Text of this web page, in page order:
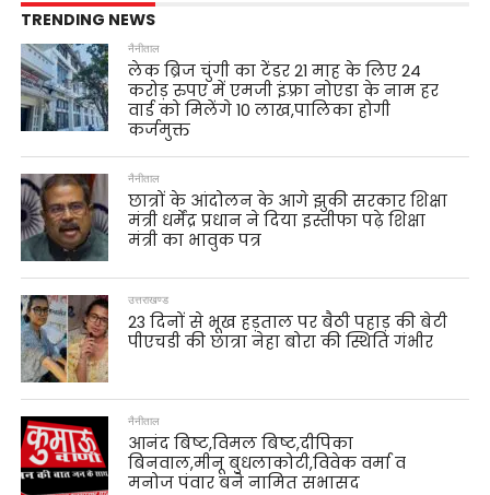
TRENDING NEWS
नैनीताल
लेक ब्रिज चुंगी का टेंडर 21 माह के लिए 24
करोड़ रुपए में एमजी इंफ़्रा नोएडा के नाम हर
वार्ड को मिलेंगे 10 लाख,पालिका होगी
कर्जमुक्त
नैनीताल
छात्रों के आंदोलन के आगे झुकी सरकार शिक्षा
मंत्री धर्मेंद्र प्रधान ने दिया इस्तीफा पढ़े शिक्षा
मंत्री का भावुक पत्र
उत्तराखण्ड
23 दिनों से भूख हड़ताल पर बैठी पहाड़ की बेटी
पीएचडी की छात्रा नेहा बोरा की स्थिति गंभीर
नैनीताल
आनंद बिष्ट,विमल बिष्ट,दीपिका
बिनवाल,मीनू बुधलाकोटी,विवेक वर्मा व
मनोज पंवार बने नामित सभासद